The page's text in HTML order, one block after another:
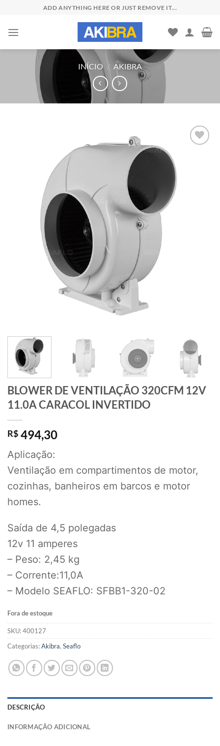
content
ADD ANYTHING HERE OR JUST REMOVE IT...
INÍCIO / AKIBRA
BLOWER DE VENTILAÇÃO 320CFM 12V
11.0A CARACOL INVERTIDO
R$ 494,30
Aplicação:
Ventilação em compartimentos de motor,
cozinhas, banheiros em barcos e motor
homes.
Saída de 4,5 polegadas
12v 11 amperes
– Peso: 2,45 kg
– Corrente:11,0A
– Modelo SEAFLO: SFBB1-320-02
Fora de estoque
SKU:400127
Categorias:Akibra, Seaflo
DESCRIÇÃO
INFORMAÇÃO ADICIONAL